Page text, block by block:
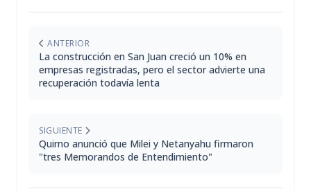
ANTERIOR
La construcción en San Juan creció un 10% en
empresas registradas, pero el sector advierte una
recuperación todavía lenta
SIGUIENTE
Quirno anunció que Milei y Netanyahu firmaron
"tres Memorandos de Entendimiento"